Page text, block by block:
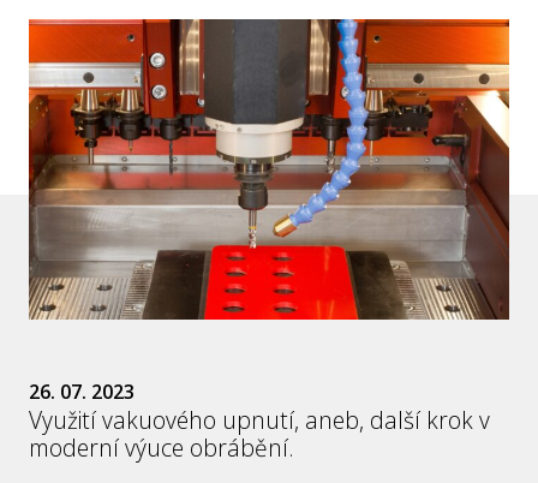
26. 07. 2023
Využití vakuového upnutí, aneb, další krok v
moderní výuce obrábění.